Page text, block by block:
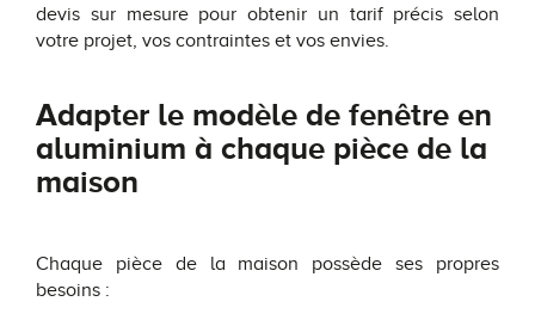
devis sur mesure pour obtenir un tarif précis selon
votre projet, vos contraintes et vos envies.
Adapter le modèle de fenêtre en
aluminium à chaque pièce de la
maison
Chaque pièce de la maison possède ses propres
besoins :